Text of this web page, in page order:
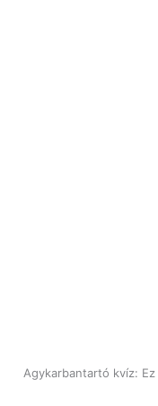
Agykarbantartó kvíz: